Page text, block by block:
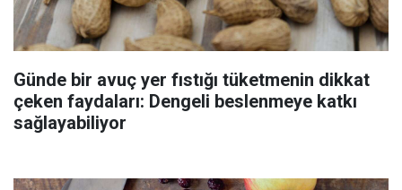
Günde bir avuç yer fıstığı tüketmenin dikkat
çeken faydaları: Dengeli beslenmeye katkı
sağlayabiliyor